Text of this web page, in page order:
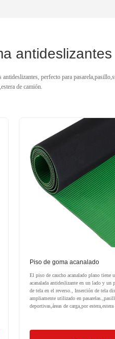
antideslizantes
perfecto para
de camión.
Piso de goma acanalado
El piso de caucho acanalado plano tiene
acanalada antideslizante en un lado y un
de tela en el reverso., Inserción de tela
ampliamente utilizado en
deportivas,áreas de carga,por